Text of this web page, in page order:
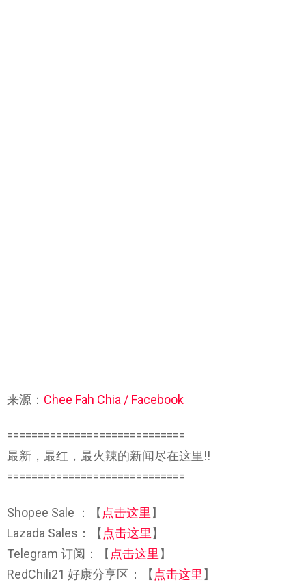
来源： Chee Fah Chia / Facebook
=============================
最新，最红，最火辣的新闻尽在这里!!
=============================
Shopee Sale ：【点击这里】
Lazada Sales：【点击这里】
Telegram 订阅：【点击这里】
RedChili21 好康分享区：【点击这里】